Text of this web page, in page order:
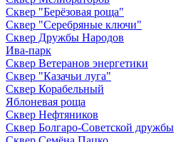
Сквер "Берёзовая роща"
Сквер "Серебряные ключи"
Сквер Дружбы Народов
Ива-парк
Сквер Ветеранов энергетики
Сквер "Казачьи луга"
Сквер Корабельный
Яблоневая роща
Сквер Нефтяников
Сквер Болгаро-Советской дружбы